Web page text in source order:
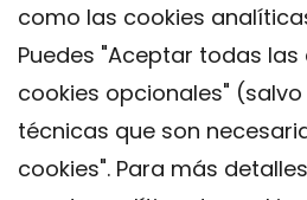
como las cookies
Puedes "Aceptar todas las
cookies opcionales"
técnicas que son
cookies". Para más
Contacto